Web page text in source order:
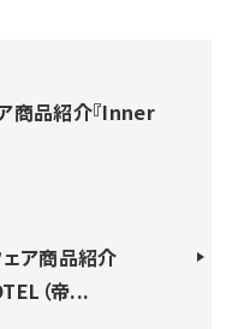
商品紹介『Inner
ア商品紹介
（帝...